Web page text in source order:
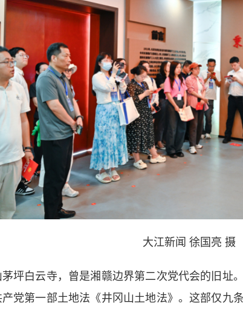
大江新闻 徐国亮 摄
白云寺，曾是湘赣边界第二次党代会的旧址
党第一部土地法《井冈山土地法》。这部仅九